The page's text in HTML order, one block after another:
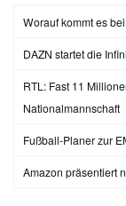
Worauf kommt es
DAZN startet die
RTL: Fast 11
Nationalmannschaft
Fußball-Planer zur
Amazon präsentiert